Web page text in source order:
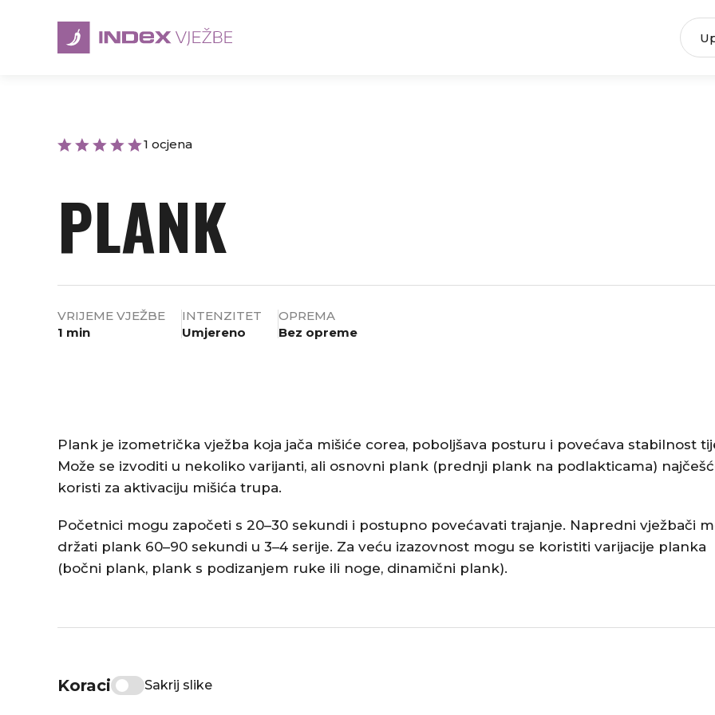
1 ocjena
PLANK
VRIJEME VJEŽBE
1 min
INTENZITET
Umjereno
OPREMA
Bez opreme
Plank je izometrička vježba koja jača mišiće corea, poboljšava posturu i povećava stabilnost
Može se izvoditi u nekoliko varijanti, ali osnovni plank (prednji plank na podlakticama)
koristi za aktivaciju mišića trupa.
Početnici mogu započeti s 20–30 sekundi i postupno povećavati trajanje. Napredni vježbači
držati plank 60–90 sekundi u 3–4 serije. Za veću izazovnost mogu se koristiti varijacije planka
(bočni plank, plank s podizanjem ruke ili noge, dinamični plank).
Koraci Sakrij slike